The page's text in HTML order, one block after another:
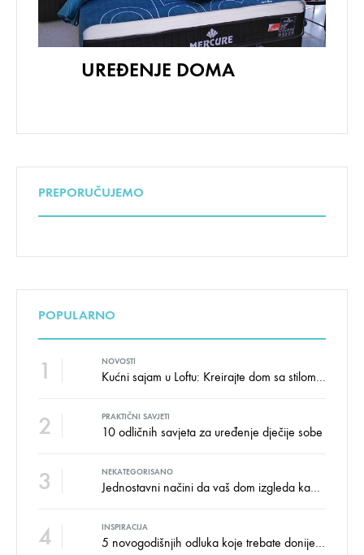
UREĐENJE DOMA
PREPORUČUJEMO
POPULARNO
1 NOVOSTI
Kućni sajam u Loftu: Kreirajte dom sa stilom i udobnošću uz velike uštede!
2 PRAKTIČNI SAVJETI
10 odličnih savjeta za uređenje dječije sobe
3 NEKATEGORISANO
Jednostavni načini da vaš dom izgleda kao salon namještaja
4 INSPIRACIJA
5 novogodišnjih odluka koje trebate donijeti u vezi izgleda doma